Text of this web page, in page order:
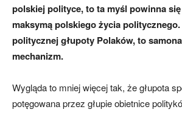
polskiej polityce, to ta myśl powinna
maksymą polskiego życia
politycznej głupoty Polaków, to
mechanizm.
Wygląda to mniej więcej tak, że głupota
potęgowana przez głupie obietnice